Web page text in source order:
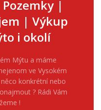
|
| Výkup
i okolí
Mýtu a máme
ve Vysokém
konkrétní nebo
? Rádi Vám
!